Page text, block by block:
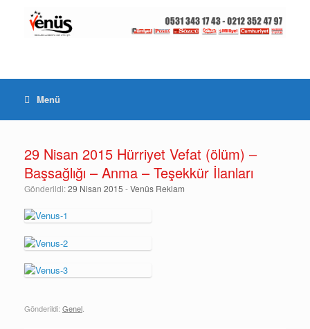
Menü
29 Nisan 2015 Hürriyet Vefat (ölüm) –
Başsağlığı – Anma – Teşekkür İlanları
Gönderildi:29 Nisan 2015 -Venüs Reklam
Gönderildi: Genel.